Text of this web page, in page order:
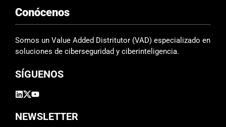
c
a
m
p
v
c
o
Conócenos
Somos un Value Added Distritutor (VAD) especializado en
soluciones de ciberseguridad y ciberinteligencia.
SÍGUENOS
NEWSLETTER